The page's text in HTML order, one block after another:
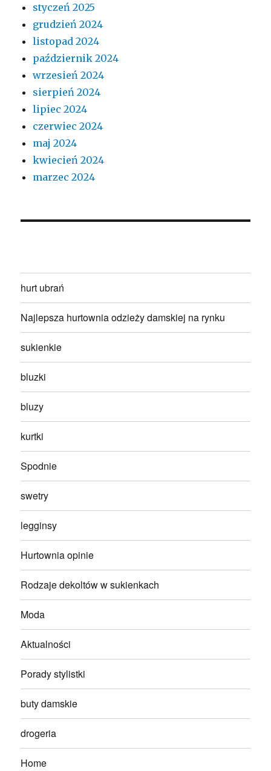
styczeń 2025
grudzień 2024
listopad 2024
październik 2024
wrzesień 2024
sierpień 2024
lipiec 2024
czerwiec 2024
maj 2024
kwiecień 2024
marzec 2024
hurt ubrań
Najlepsza hurtownia odzieży damskiej na rynku
sukienkie
bluzki
bluzy
kurtki
Spodnie
swetry
legginsy
Hurtownia opinie
Rodzaje dekoltów w sukienkach
Moda
Aktualności
Porady stylistki
buty damskie
drogeria
Home